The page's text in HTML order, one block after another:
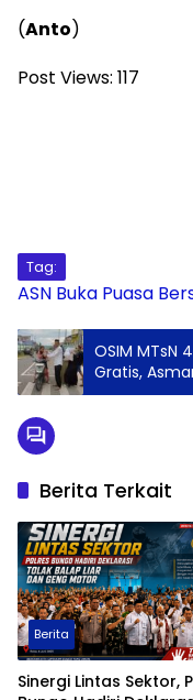
(Anto)
Post Views: 117
Tag:
ASN Buka Puasa
OSIM MTsN
Gratis,
untuk
Berita Terkait